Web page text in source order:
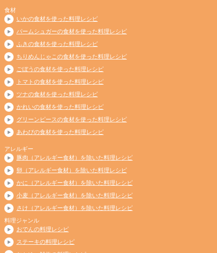
食材
いかの食材を使った料理レシピ
パームシュガーの食材を使った料理レシピ
ふきの食材を使った料理レシピ
ちりめんじゃこの食材を使った料理レシピ
ごぼうの食材を使った料理レシピ
トマトの食材を使った料理レシピ
ツナの食材を使った料理レシピ
かれいの食材を使った料理レシピ
グリーンピースの食材を使った料理レシピ
あわびの食材を使った料理レシピ
アレルギー
豚肉（アレルギー食材）を除いた料理レシピ
卵（アレルギー食材）を除いた料理レシピ
かに（アレルギー食材）を除いた料理レシピ
小麦（アレルギー食材）を除いた料理レシピ
さけ（アレルギー食材）を除いた料理レシピ
料理ジャンル
おでんの料理レシピ
ステーキの料理レシピ